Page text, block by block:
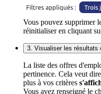
Vous pouvez supprimer
réinitialiser en cliquant
3. Visualiser les résultats
La liste des offres
pertinence. Cela veut
plus à vos critères
Vous avez renseigné le